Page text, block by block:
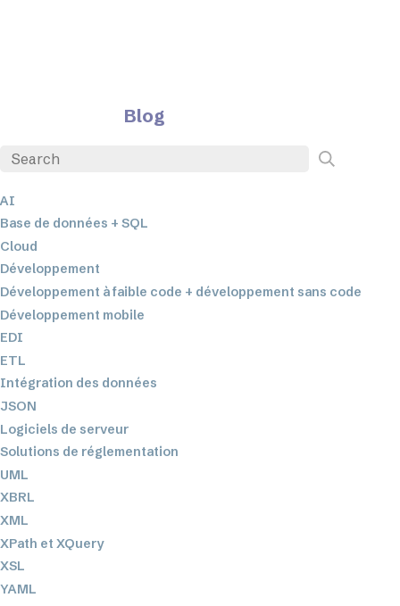
Blog
AI
Base de données + SQL
Cloud
Développement
Développement à faible code + développement sans code
Développement mobile
EDI
ETL
Intégration des données
JSON
Logiciels de serveur
Solutions de réglementation
UML
XBRL
XML
XPath et XQuery
XSL
YAML